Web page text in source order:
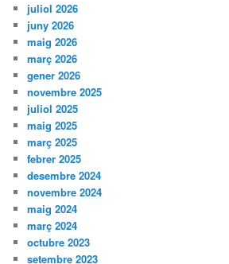
juliol 2026
juny 2026
maig 2026
març 2026
gener 2026
novembre 2025
juliol 2025
maig 2025
març 2025
febrer 2025
desembre 2024
novembre 2024
maig 2024
març 2024
octubre 2023
setembre 2023